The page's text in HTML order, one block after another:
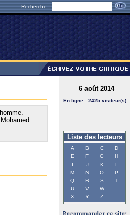
Recherche :
6 août 2014
En ligne : 2425 visiteur(s)
Liste des lecteurs
A B C
D
E
F G
H
I
J K
L
M
N O
P
Q
R S
T
U
V
W
X
Y Z